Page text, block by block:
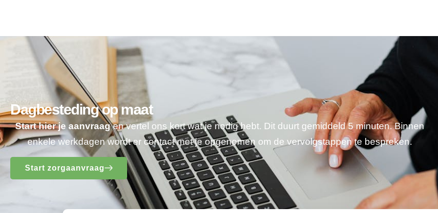
Dagbesteding op maat
Start hier je aanvraagen vertel ons kort wat je nodig hebt. Dit duurt gemiddeld 5 minuten. Binnen
enkele werkdagen wordt er contact met je opgenomen om de vervolgstappen te bespreken.
Start zorgaanvraag